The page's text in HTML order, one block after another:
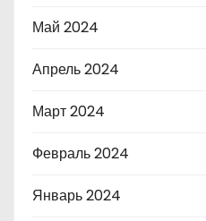
Май 2024
Апрель 2024
Март 2024
Февраль 2024
Январь 2024